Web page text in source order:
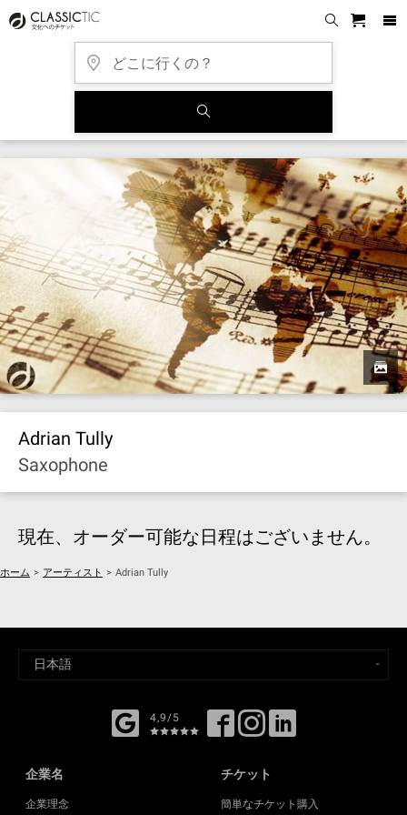
Adrian Tully
Saxophone
現在、オーダー可能な日程はございません。
ホーム > アーティスト > Adrian Tully
4,9/5
企業名
企業理念
チケット
簡単なチケット購入